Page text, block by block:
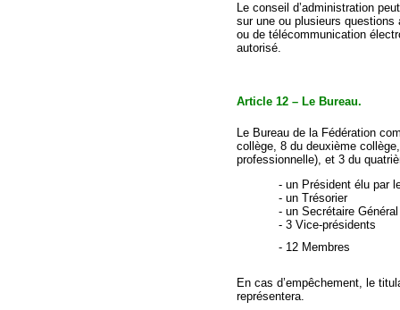
Le conseil d’administration
sur une ou plusieurs
ou de télécommunication
autorisé.
Article 12 – Le Bureau.
Le Bureau de la Fédération
collège, 8 du deuxième
professionnelle), et 3 du
- un Président élu par
- un Trésorier
- un Secrétaire Général
- 3 Vice-présidents
- 12
En cas d’empêchement, le
représentera.